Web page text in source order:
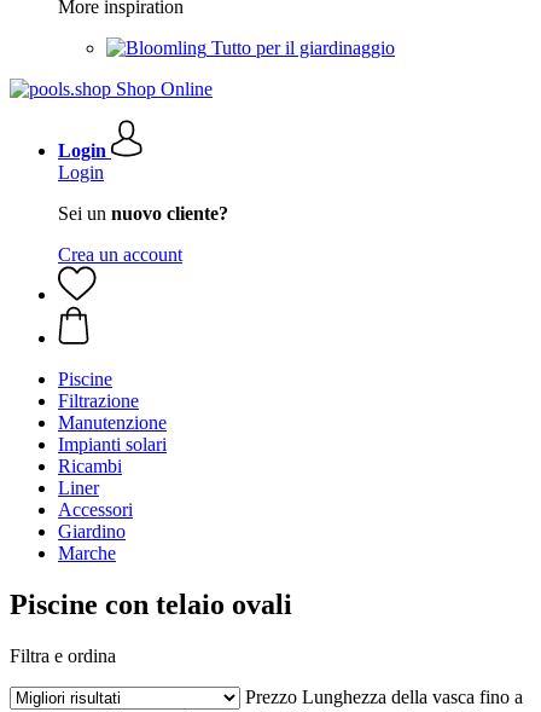
More inspiration
Tutto per il giardinaggio
Login
Login
Sei un nuovo cliente?
Crea un account
Piscine
Filtrazione
Manutenzione
Impianti solari
Ricambi
Liner
Accessori
Giardino
Marche
Piscine con telaio ovali
Filtra e ordina
Prezzo Lunghezza della vasca fino a